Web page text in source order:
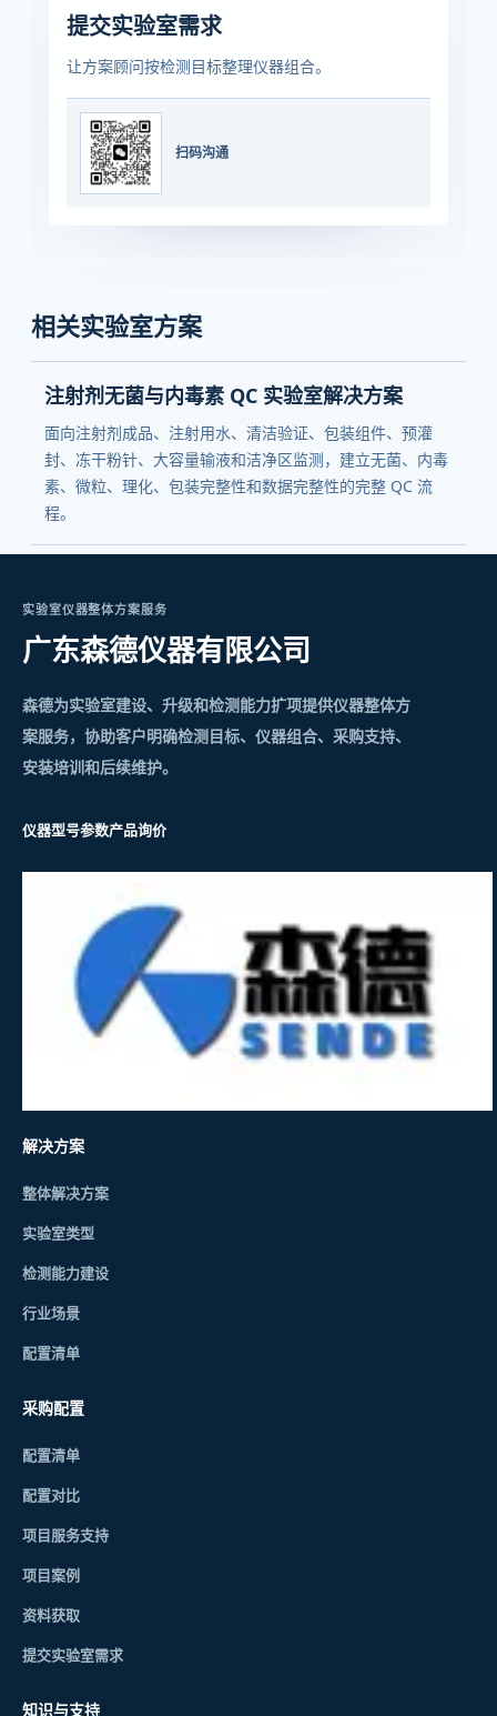
提交实验室需求
让方案顾问按检测目标整理仪器组合。
扫码沟通
相关实验室方案
注射剂无菌与内毒素 QC 实验室解决方案
面向注射剂成品、注射用水、清洁验证、包装组件、预灌
封、冻干粉针、大容量输液和洁净区监测，建立无菌、内毒
素、微粒、理化、包装完整性和数据完整性的完整 QC 流
程。
实验室仪器整体方案服务
广东森德仪器有限公司
森德为实验室建设、升级和检测能力扩项提供仪器整体方
案服务，协助客户明确检测目标、仪器组合、采购支持、
安装培训和后续维护。
仪器型号参数产品询价
解决方案
整体解决方案
实验室类型
检测能力建设
行业场景
配置清单
采购配置
配置清单
配置对比
项目服务支持
项目案例
资料获取
提交实验室需求
知识与支持